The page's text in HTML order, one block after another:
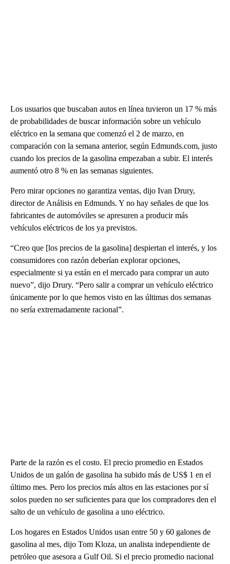
Los usuarios que buscaban autos en línea tuvieron un 17 % más
de probabilidades de buscar información sobre un vehículo
eléctrico en la semana que comenzó el 2 de marzo, en
comparación con la semana anterior, según Edmunds.com, justo
cuando los precios de la gasolina empezaban a subir. El interés
aumentó otro 8 % en las semanas siguientes.
Pero mirar opciones no garantiza ventas, dijo Ivan Drury,
director de Análisis en Edmunds. Y no hay señales de que los
fabricantes de automóviles se apresuren a producir más
vehículos eléctricos de los ya previstos.
“Creo que [los precios de la gasolina] despiertan el interés, y los
consumidores con razón deberían explorar opciones,
especialmente si ya están en el mercado para comprar un auto
nuevo”, dijo Drury. “Pero salir a comprar un vehículo eléctrico
únicamente por lo que hemos visto en las últimas dos semanas
no sería extremadamente racional”.
Parte de la razón es el costo. El precio promedio en Estados
Unidos de un galón de gasolina ha subido más de US$ 1 en el
último mes. Pero los precios más altos en las estaciones por sí
solos pueden no ser suficientes para que los compradores den el
salto de un vehículo de gasolina a uno eléctrico.
Los hogares en Estados Unidos usan entre 50 y 60 galones de
gasolina al mes, dijo Tom Kloza, un analista independiente de
petróleo que asesora a Gulf Oil. Si el precio promedio nacional